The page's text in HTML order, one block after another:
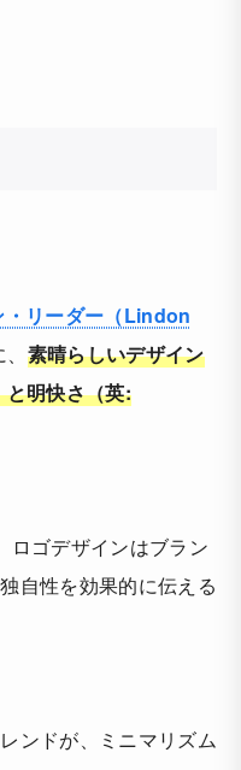
・リーダー（Lindon
素晴らしいデザイン
明快さ（英:
ロゴデザインはブラン
自性を効果的に伝える
ンドが、ミニマリズム